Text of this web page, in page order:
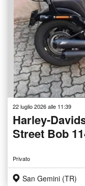
22 luglio 2026 alle 11:39
Harley-
Street Bob
Privato
San Gemini (TR)